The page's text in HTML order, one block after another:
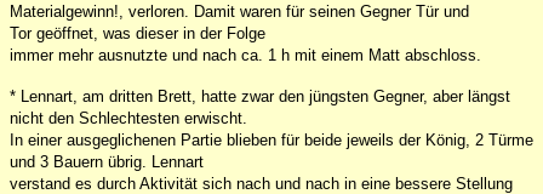
Materialgewinn!, verloren. Damit waren für seinen Gegner Tür und
Tor geöffnet, was dieser in der Folge
immer mehr ausnutzte und nach ca. 1 h mit einem Matt abschloss.
* Lennart, am dritten Brett, hatte zwar den jüngsten Gegner, aber längst
nicht den Schlechtesten erwischt.
In einer ausgeglichenen Partie blieben für beide jeweils der König, 2 Türme
und 3 Bauern übrig. Lennart
verstand es durch Aktivität sich nach und nach in eine bessere Stellung